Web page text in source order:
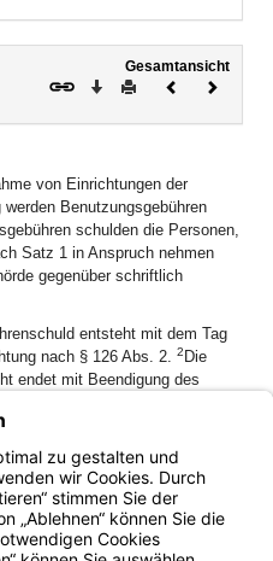
Gesamtansicht
Download
DruckenVorheriges
von Einrichtungen der
Benutzungsgebühren
schulden die Personen,
Satz 1 in Anspruch nehmen
gegenüber schriftlich
entsteht mit dem Tag
nach § 126 Abs. 2. 2 Die
endet mit Beendigung des
für die Erhebung
der vorläufigen
von Unterfranken.